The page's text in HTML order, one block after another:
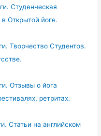
Студенческая
Открытой йоге.
Творчество Студентов.
Отзывы о йога
ретритах.
Статьи на английском